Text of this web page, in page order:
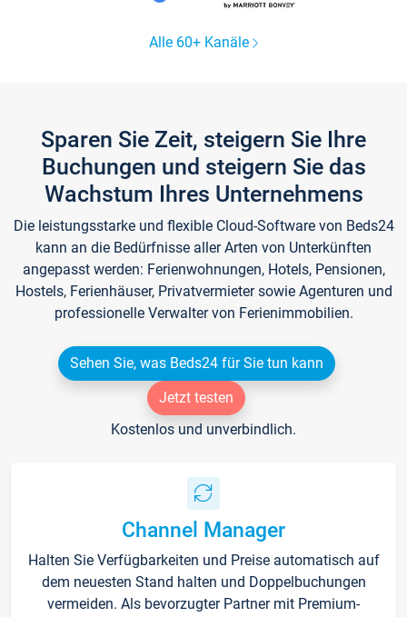
Alle 60+ Kanäle
Sparen Sie Zeit, steigern Sie Ihre
Buchungen und steigern Sie das
Wachstum Ihres Unternehmens
Die leistungsstarke und flexible Cloud-Software von Beds24
kann an die Bedürfnisse aller Arten von Unterkünften
angepasst werden: Ferienwohnungen, Hotels, Pensionen,
Hostels, Ferienhäuser, Privatvermieter sowie Agenturen und
professionelle Verwalter von Ferienimmobilien.
Sehen Sie, was Beds24 für Sie tun kann
Jetzt testen
Kostenlos und unverbindlich.
Channel Manager
Halten Sie Verfügbarkeiten und Preise automatisch auf
dem neuesten Stand halten und Doppelbuchungen
vermeiden. Als bevorzugter Partner mit Premium-